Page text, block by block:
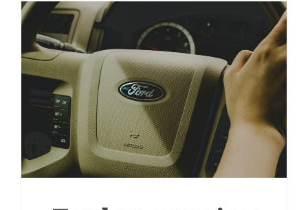
anomalie. Jak sektor ubezpieczeniowy reaguje na
potrzeby klientów
Globalne przetasowania w
telekomunikacji: od ewolucji Cyfrowego Polsatu po
amerykański wyścig o sztuczną inteligencję